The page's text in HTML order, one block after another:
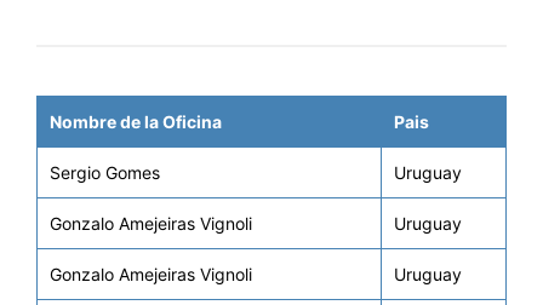
Nombre de la Oficina Pais
Sergio Gomes Uruguay
Gonzalo Amejeiras Vignoli Uruguay
Gonzalo Amejeiras Vignoli Uruguay